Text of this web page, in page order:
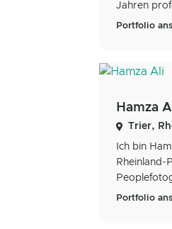
Jahren
Portfolio
Hamza
Trier,
Ich bin
Rheinland-
Portfolio